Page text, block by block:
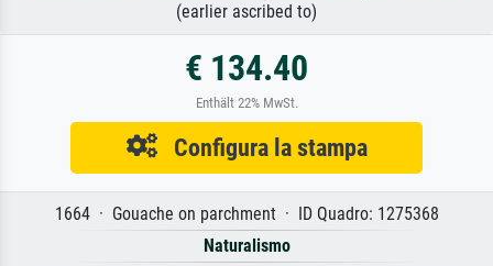
(earlier ascribed to)
€ 134.40
Enthält 22% MwSt.
Configura la stampa
1664 · Gouache on parchment · ID Quadro: 1275368
Naturalismo